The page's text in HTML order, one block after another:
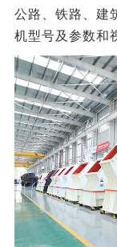
公路、铁路、建
机型号及参数和